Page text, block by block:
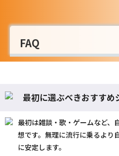
FAQ
最初に選ぶべきおすすめ
最初は雑談・歌・ゲームなど、
想です。無理に流行に乗るより
に安定します。